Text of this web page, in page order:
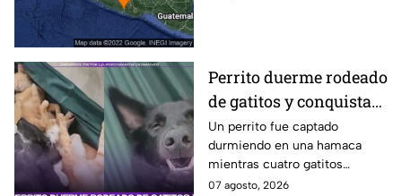
Perrito duerme rodeado
de gatitos y conquista
las redes
Un perrito fue captado
durmiendo en una hamaca
mientras cuatro gatitos
descansaban abrazados y
07 agosto, 2026